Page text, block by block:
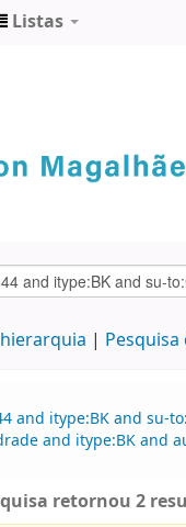
Listas
and itype:BK and
and itype:BK and
retornou 2